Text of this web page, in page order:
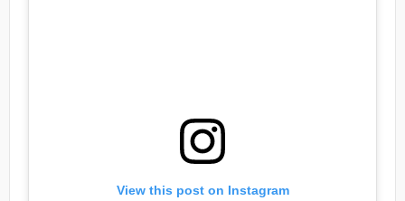
View this post on Instagram